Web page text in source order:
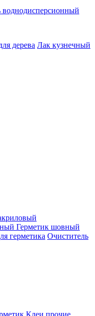
воднодисперсионный
дерева Лак кузнечный
Герметик шовный
герметика Очиститель
Клеи прочие